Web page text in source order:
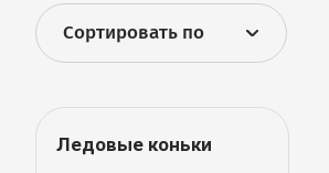
Сортировать по
Ледовые коньки